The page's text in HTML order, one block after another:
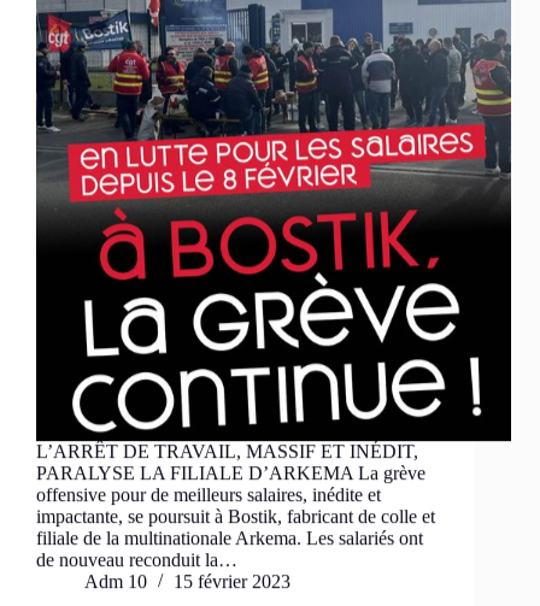
L’ARRÊT DE TRAVAIL, MASSIF ET INÉDIT,
PARALYSE LA FILIALE D’ARKEMA La grève
offensive pour de meilleurs salaires, inédite et
impactante, se poursuit à Bostik, fabricant de colle et
filiale de la multinationale Arkema. Les salariés ont
de nouveau reconduit la…
Adm 10
15 février 2023